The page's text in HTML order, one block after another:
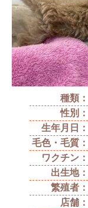
種類：
性別：
生年月日：
毛色・毛質：
ワクチン：
出生地：
繁殖者：
店舗：